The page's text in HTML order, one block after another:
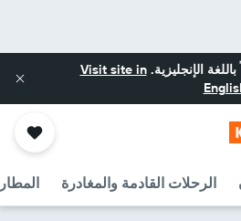
الإنجليزية.Visit site in
الرحلات القادمة والمغادرة